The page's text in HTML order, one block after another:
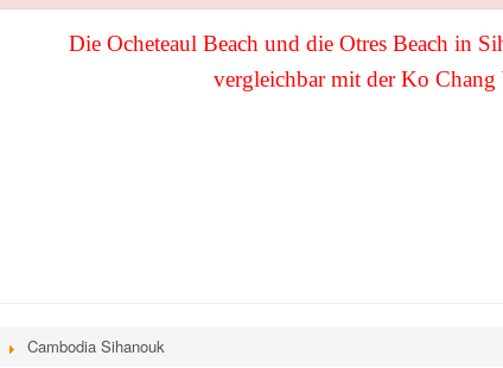
Die Ocheteaul Beach und die Otres Beach in
vergleichbar mit der Ko Chang
Cambodia Sihanouk